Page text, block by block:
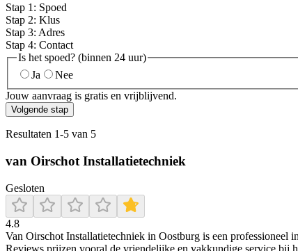
Stap 1 : Spoed
Stap 2: Klus
Stap 3: Adres
Stap 4: Contact
Is het spoed? (binnen 24 uur)
Ja
Nee
Jouw aanvraag is gratis en vrijblijvend.
Volgende stap
Resultaten 1-5 van 5
van Oirschot Installatietechniek
Gesloten
4.8
Van Oirschot Installatietechniek in Oostburg is een professioneel
Reviews prijzen vooral de vriendelijke en vakkundige service bij